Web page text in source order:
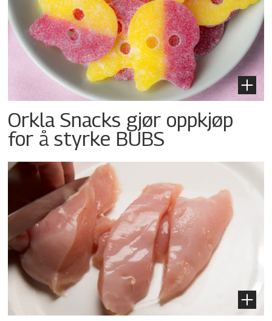
Orkla Snacks gjør oppkjøp
for å styrke BUBS